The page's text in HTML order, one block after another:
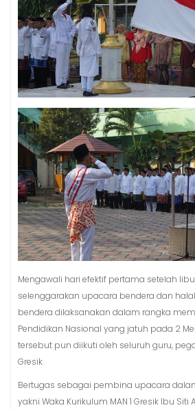
Mengawali hari efektif pertama setelah
selenggarakan upacara bendera dan
bendera dilaksanakan dalam rangka
Pendidikan Nasional yang jatuh pada 2
tersebut pun diikuti oleh seluruh guru,
Gresik.
Bertugas sebagai pembina upacara
yakni Waka Kurikulum MAN 1 Gresik Ibu Siti